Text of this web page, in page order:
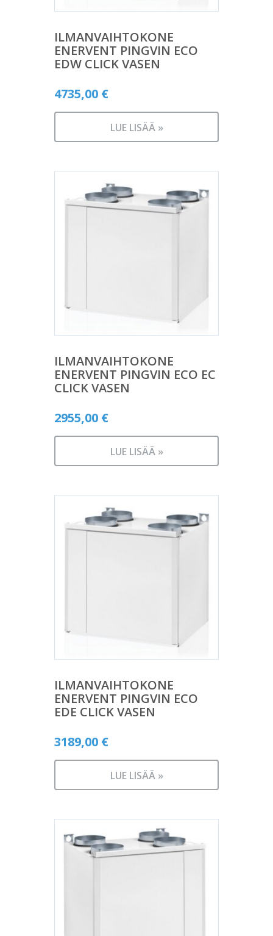
ILMANVAIHTOKONE
ENERVENT PINGVIN ECO
EDW CLICK VASEN
4735,00 €
LUE LISÄÄ »
ILMANVAIHTOKONE
ENERVENT PINGVIN ECO EC
CLICK VASEN
2955,00 €
LUE LISÄÄ »
ILMANVAIHTOKONE
ENERVENT PINGVIN ECO
EDE CLICK VASEN
3189,00 €
LUE LISÄÄ »